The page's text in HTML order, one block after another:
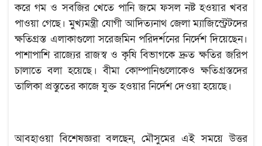
করে গম ও সবজির খেতে পানি জমে ফসল নষ্ট হওয়ার খবর
পাওয়া গেছে। মুখ্যমন্ত্রী যোগী আদিত্যনাথ জেলা ম্যাজিস্ট্রেটদের
ক্ষতিগ্রস্ত এলাকাগুলো সরেজমিন পরিদর্শনের নির্দেশ দিয়েছেন।
পাশাপাশি রাজ্যের রাজস্ব ও কৃষি বিভাগকে দ্রুত ক্ষতির জরিপ
চালাতে বলা হয়েছে। বীমা কোম্পানিগুলোকেও ক্ষতিগ্রস্তদের
তালিকা প্রস্তুতের কাজে যুক্ত হওয়ার নির্দেশ দেওয়া হয়েছে।
আবহাওয়া বিশেষজ্ঞরা বলছেন, মৌসুমের এই সময়ে উত্তর